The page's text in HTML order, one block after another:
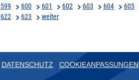
599 600 601 602 603 604 605
622 623 weiter
DATENSCHUTZ COOKIEANPASSUNGEN